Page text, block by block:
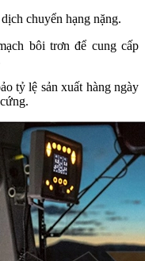
chuyển hạng nặng.
bôi trơn để cung cấp
tỷ lệ sản xuất hàng ngày